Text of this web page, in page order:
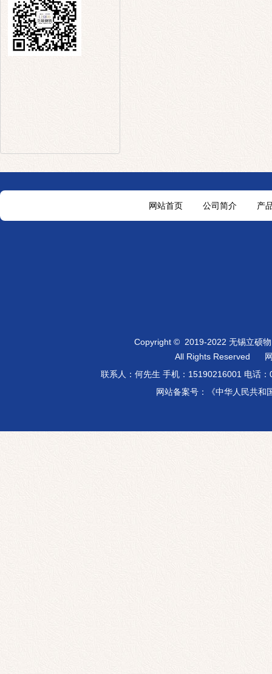
网站首页 公司简介 产
Copyright © 2019-2022 无锡立硕
All Rights Reserved
联系人：何先生 手机： 15190216001 电话
网站备案号：《中华人民共和